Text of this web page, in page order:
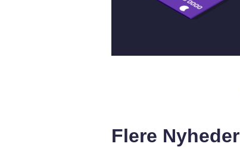
Flere Nyheder